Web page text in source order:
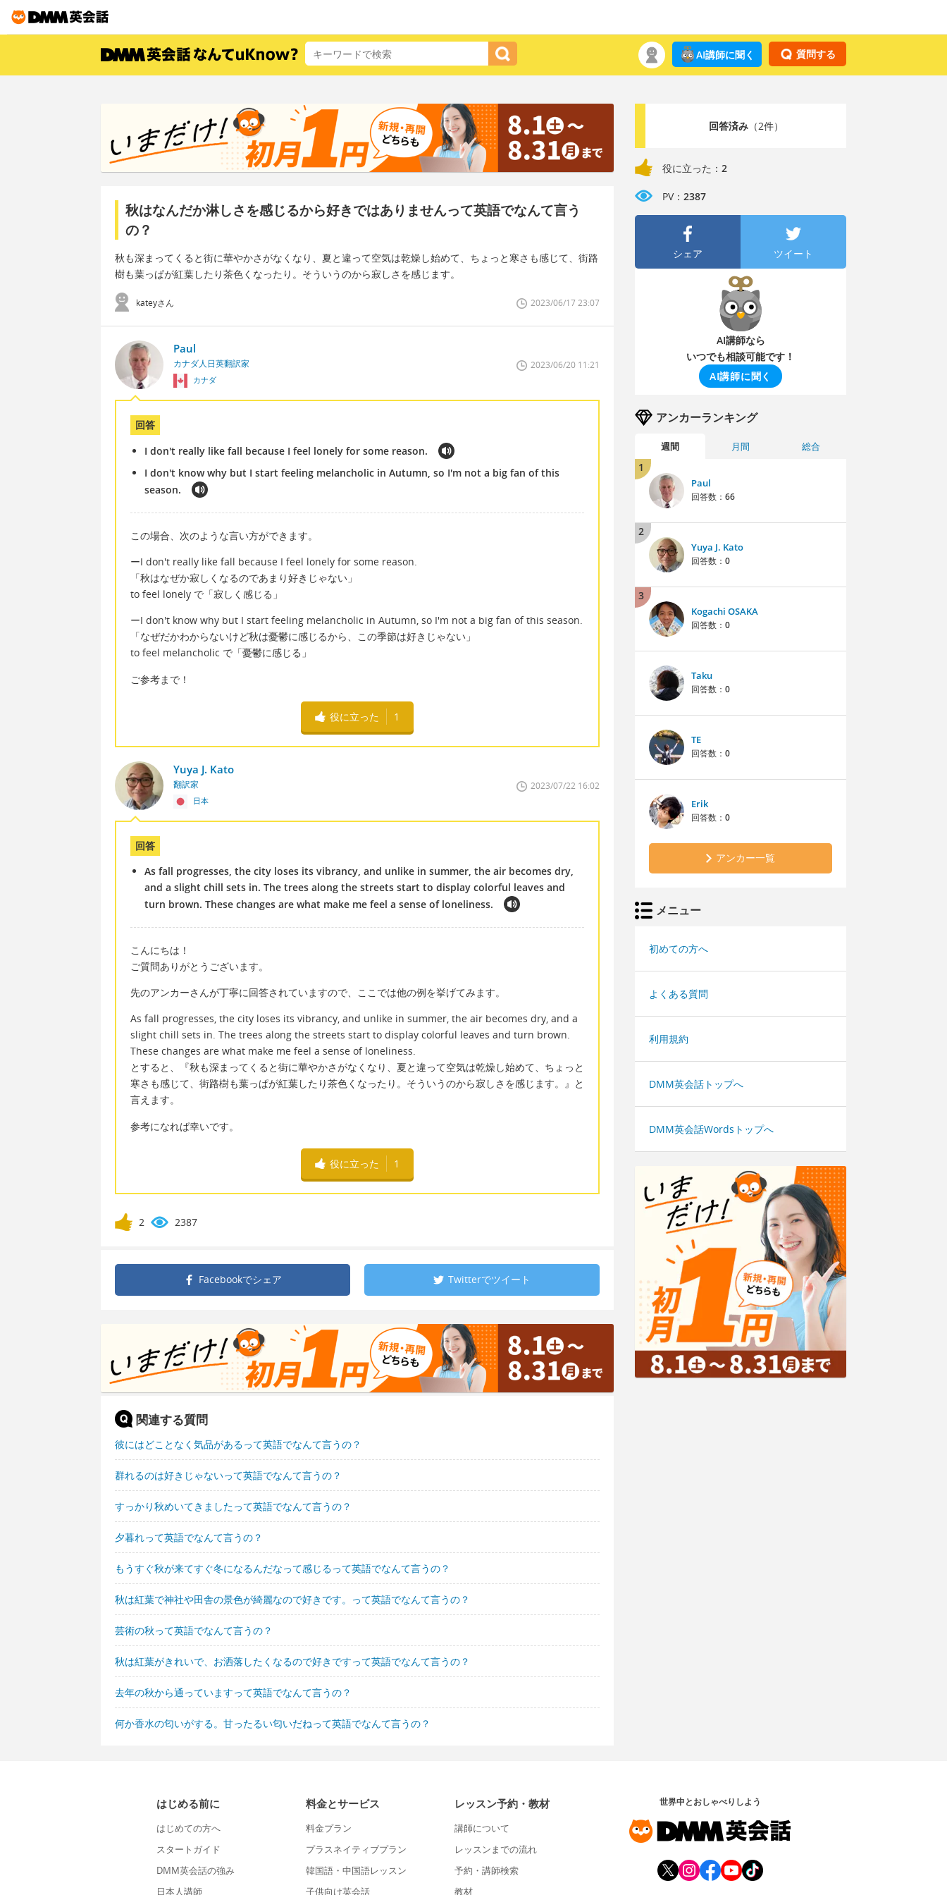
質問する
AI講師に聞く
秋はなんだか淋しさを感じるから好きではありませんって英語でなんて言う
の？
秋も深まってくると街に華やかさがなくなり、夏と違って空気は乾燥し始めて、ちょっと寒さも感じて、街路
樹も葉っぱが紅葉したり茶色くなったり。そういうのから寂しさを感じます。
kateyさん 2023/06/17 23:07
Paul
カナダ人日英翻訳家
カナダ
2023/06/20 11:21
回答
I don't really like fall because I feel lonely for some reason.
I don't know why but I start feeling melancholic in Autumn, so I'm not a big fan of this
season.
この場合、次のような言い方ができます。
ーI don't really like fall because I feel lonely for some reason.
「秋はなぜか寂しくなるのであまり好きじゃない」
to feel lonely で「寂しく感じる」
ーI don't know why but I start feeling melancholic in Autumn, so I'm not a big fan of this season.
「なぜだかわからないけど秋は憂鬱に感じるから、この季節は好きじゃない」
to feel melancholic で「憂鬱に感じる」
ご参考まで！
役に立った 1
Yuya J. Kato
翻訳家
日本
2023/07/22 16:02
回答
As fall progresses, the city loses its vibrancy, and unlike in summer, the air becomes dry,
and a slight chill sets in. The trees along the streets start to display colorful leaves and
turn brown. These changes are what make me feel a sense of loneliness.
こんにちは！
ご質問ありがとうございます。
先のアンカーさんが丁寧に回答されていますので、ここでは他の例を挙げてみます。
As fall progresses, the city loses its vibrancy, and unlike in summer, the air becomes dry, and a
slight chill sets in. The trees along the streets start to display colorful leaves and turn brown.
These changes are what make me feel a sense of loneliness.
とすると、『秋も深まってくると街に華やかさがなくなり、夏と違って空気は乾燥し始めて、ちょっと
寒さも感じて、街路樹も葉っぱが紅葉したり茶色くなったり。そういうのから寂しさを感じます。』と
言えます。
参考になれば幸いです。
役に立った 1
2 2387
Facebookでシェア Twitterでツイート
関連する質問
彼にはどことなく気品があるって英語でなんて言うの？
群れるのは好きじゃないって英語でなんて言うの？
すっかり秋めいてきましたって英語でなんて言うの？
夕暮れって英語でなんて言うの？
もうすぐ秋が来てすぐ冬になるんだなって感じるって英語でなんて言うの？
秋は紅葉で神社や田舎の景色が綺麗なので好きです。って英語でなんて言うの？
芸術の秋って英語でなんて言うの？
秋は紅葉がきれいで、お洒落したくなるので好きですって英語でなんて言うの？
去年の秋から通っていますって英語でなんて言うの？
何か香水の匂いがする。甘ったるい匂いだねって英語でなんて言うの？
回答済み（2件）
役に立った： 2
PV： 2387
シェア ツイート
AI講師なら
いつでも相談可能です！
AI講師に聞く
アンカーランキング
週間 月間 総合
1
Paul
回答数： 66
2
Yuya J. Kato
回答数： 0
3
Kogachi OSAKA
回答数： 0
Taku
回答数： 0
TE
回答数： 0
Erik
回答数： 0
アンカー一覧
メニュー
初めての方へ
よくある質問
利用規約
DMM英会話トップへ
DMM英会話Wordsトップへ
はじめる前に
はじめての方へ
スタートガイド
DMM英会話の強み
日本人講師
料金とサービス
料金プラン
プラスネイティブプラン
韓国語・中国語レッスン
子供向け英会話
レッスン予約・教材
講師について
レッスンまでの流れ
予約・講師検索
教材
世界中とおしゃべりしよう